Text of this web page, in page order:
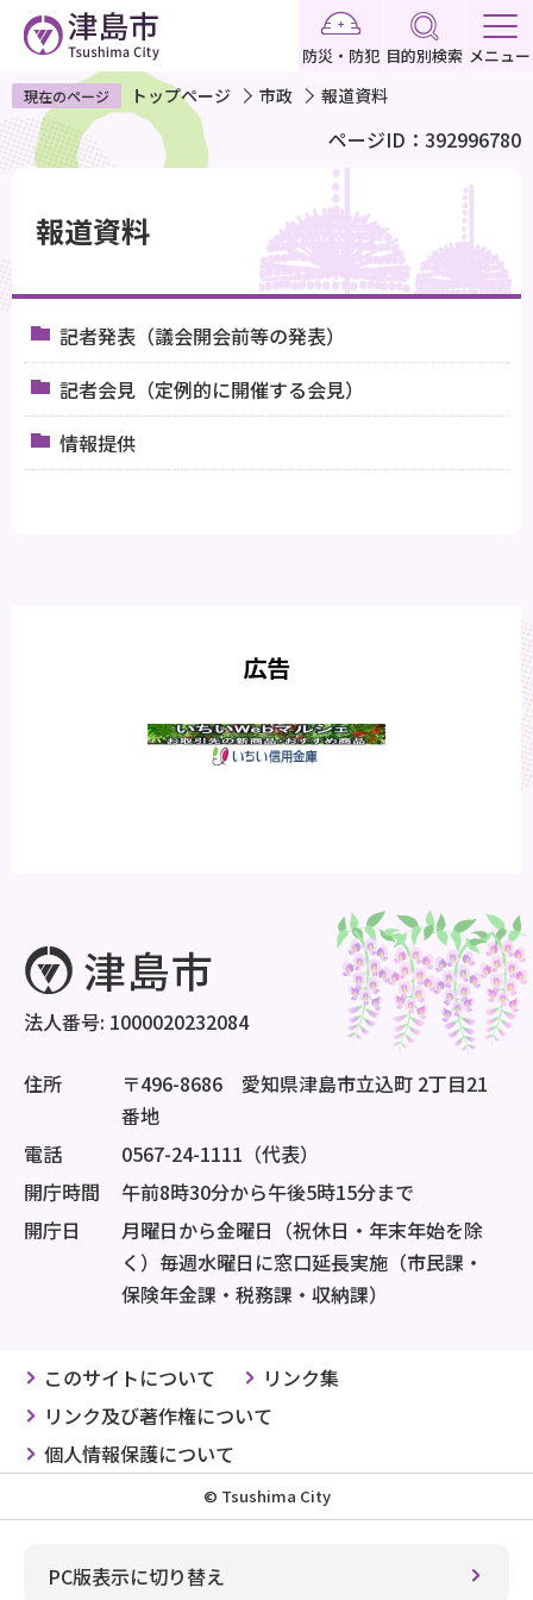
ペ
ー
ジ
の
で
す
防災・防犯 目的別検索 メニュー
現在のページ トップページ 市政 報道資料
ページID：392996780
報道資料
記者発表（議会開会前等の発表）
記者会見（定例的に開催する会見）
情報提供
広告
法人番号: 1000020232084
住所
〒496-8686 愛知県津島市立込町 2丁目21
番地
電話
0567-24-1111（代表）
開庁時間
午前8時30分から午後5時15分まで
開庁日
月曜日から金曜日（祝休日・年末年始を除
く）毎週水曜日に窓口延長実施（市民課・
保険年金課・税務課・収納課）
このサイトについて
リンク集
リンク及び著作権について
個人情報保護について
© Tsushima City
PC版表示に切り替え